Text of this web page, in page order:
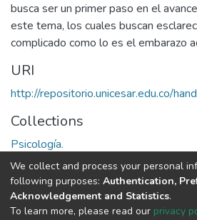
busca ser un primer paso en el
este tema, los cuales buscan
complicado como lo es el embarazo
URI
http://repositorio.unicesar.edu.co/
Collections
Psicología.
Full item page
We collect and process your personal
following purposes: Authentication,
Acknowledgement and Statistics.
To learn more, please read our privacy